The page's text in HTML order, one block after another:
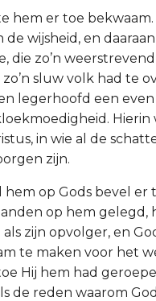
hem er toe bekwaam.
de wijsheid, en
die zo’n
sluw volk had te
legerhoofd een
Hierin
in wie al de
zijn.
hem op Gods bevel er
op hem gelegd,
zijn opvolger, en
te maken voor het
Hij hem had
de reden waarom